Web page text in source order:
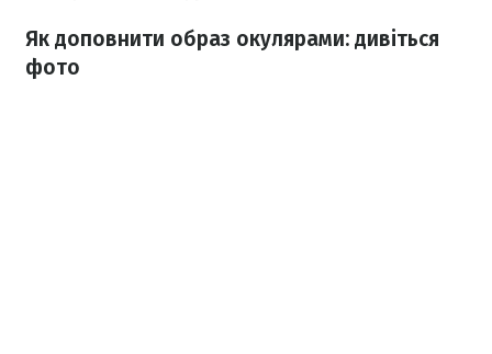
Як доповнити образ окулярами: дивіться
фото